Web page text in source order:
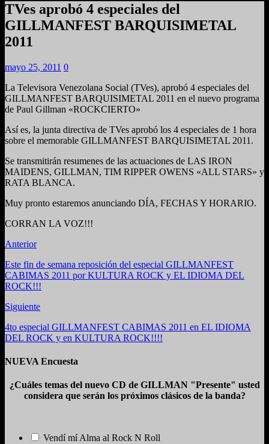
TVes aprobó 4 especiales del
GILLMANFEST BARQUISIMETAL
2011
mayo 25, 2011 0
La Televisora Venezolana Social (TVes), aprobó 4 especiales del
GILLMANFEST BARQUISIMETAL 2011 en el nuevo programa
de Paul Gillman «ROCKCIERTO»
Así es, la junta directiva de TVes aprobó los 4 especiales de 1 hora
sobre el memorable GILLMANFEST BARQUISIMETAL 2011.
Se transmitirán resumenes de las actuaciones de LAS IRON
MAIDENS, GILLMAN, TIM RIPPER OWENS «ALL STARS» y
RATA BLANCA.
Muy pronto estaremos anunciando DÍA, FECHAS Y HORARIO.
CORRAN LA VOZ!!!
Anterior
Este fin de semana reposición del especial GILLMANFEST
CABIMAS 2011 por KULTURA ROCK y EL IDIOMA DEL
ROCK!!!
Siguiente
4to especial GILLMANFEST CABIMAS 2011 en EL IDIOMA
DEL ROCK y en KULTURA ROCK!!!!
NUEVA Encuesta
¿Cuáles temas del nuevo CD de GILLMAN "Presente" usted
considera que serán los próximos clásicos de la banda?
Vendí mí Alma al Rock N Roll